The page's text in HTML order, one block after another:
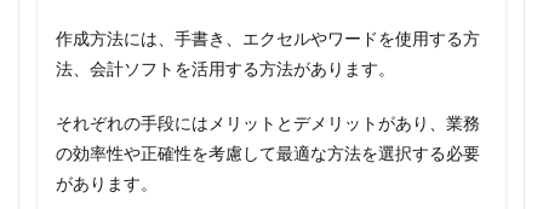
作成方法には、手書き、エクセルやワードを使用する方
法、会計ソフトを活用する方法があります。
それぞれの手段にはメリットとデメリットがあり、業務
の効率性や正確性を考慮して最適な方法を選択する必要
があります。